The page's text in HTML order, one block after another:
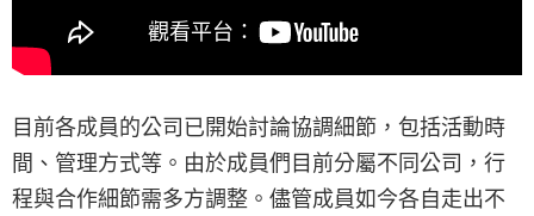
目前各成員的公司已開始討論協調細節，包括活動時
間、管理方式等。由於成員們目前分屬不同公司，行
程與合作細節需多方調整。儘管成員如今各自走出不